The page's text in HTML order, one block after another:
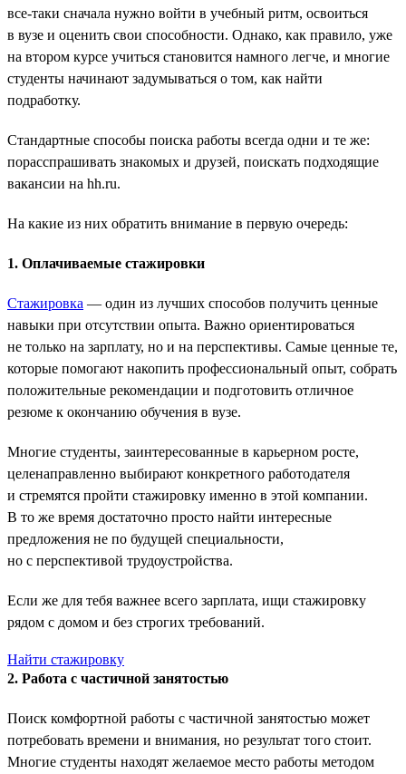
все-таки сначала нужно войти в учебный ритм, освоиться
в вузе и оценить свои способности. Однако, как правило, уже
на втором курсе учиться становится намного легче, и многие
студенты начинают задумываться о том, как найти
подработку.
Стандартные способы поиска работы всегда одни и те же:
порасспрашивать знакомых и друзей, поискать подходящие
вакансии на hh.ru.
На какие из них обратить внимание в первую очередь:
1. Оплачиваемые стажировки
Стажировка — один из лучших способов получить ценные
навыки при отсутствии опыта. Важно ориентироваться
не только на зарплату, но и на перспективы. Самые ценные те,
которые помогают накопить профессиональный опыт, собрать
положительные рекомендации и подготовить отличное
резюме к окончанию обучения в вузе.
Многие студенты, заинтересованные в карьерном росте,
целенаправленно выбирают конкретного работодателя
и стремятся пройти стажировку именно в этой компании.
В то же время достаточно просто найти интересные
предложения не по будущей специальности,
но с перспективой трудоустройства.
Если же для тебя важнее всего зарплата, ищи стажировку
рядом с домом и без строгих требований.
Найти стажировку
2. Работа с частичной занятостью
Поиск комфортной работы с частичной занятостью может
потребовать времени и внимания, но результат того стоит.
Многие студенты находят желаемое место работы методом